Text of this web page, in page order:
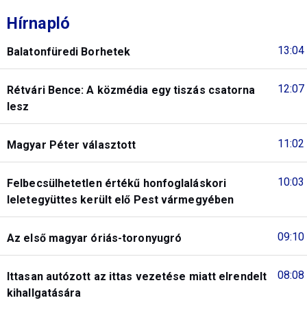
Hírnapló
13:04
Balatonfüredi Borhetek
12:07
Rétvári Bence: A közmédia egy tiszás csatorna
lesz
11:02
Magyar Péter választott
10:03
Felbecsülhetetlen értékű honfoglaláskori
leletegyüttes került elő Pest vármegyében
09:10
Az első magyar óriás-toronyugró
08:08
Ittasan autózott az ittas vezetése miatt elrendelt
kihallgatására